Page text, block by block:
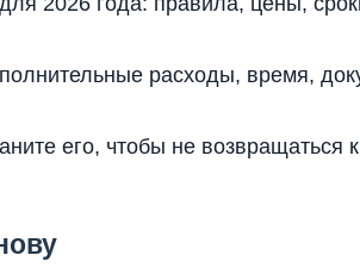
расходы, время,
его, чтобы не возвращаться